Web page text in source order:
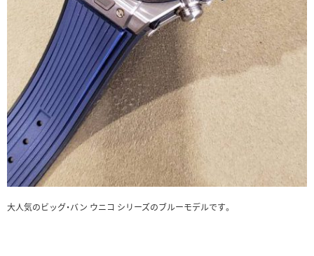
大人気のビッグ・バン ウニコ シリーズのブルーモデルです。